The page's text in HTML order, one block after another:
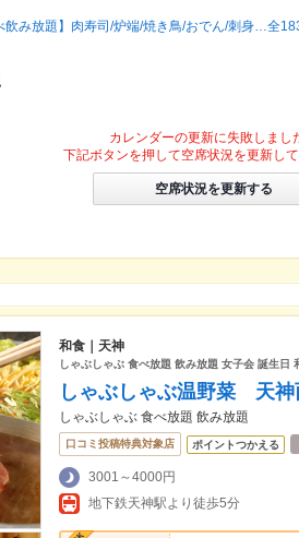
飲み放題】肉寿司/炉端/焼き鳥/おでん/刺身…全
カレンダーの更新に失敗しまし
下記ボタンを押して空席状況を更新して
空席状況を更新する
和食｜天神
しゃぶしゃぶ 食べ放題 飲み放題 女子会 誕生日
しゃぶしゃぶ温野菜 天神
しゃぶしゃぶ 食べ放題 飲み放題
口コミ投稿特典対象店 ポイントつかえる
3001～4000円
地下鉄天神駅より徒歩5分